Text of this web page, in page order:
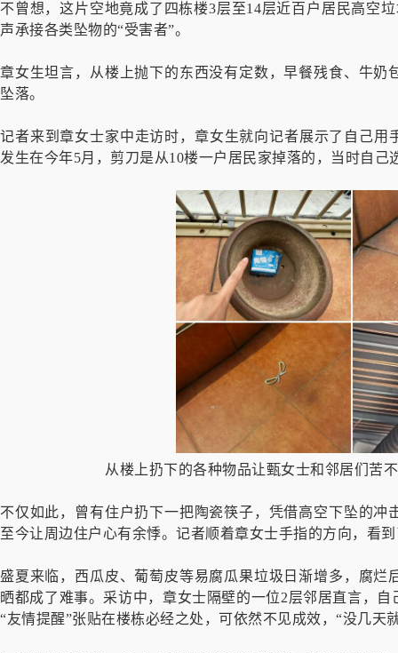
不曾想，这片空地竟成了四栋楼3层至14层近百户居民高空
声承接各类坠物的“受害者”。
章女生坦言，从楼上抛下的东西没有定数，早餐残食、牛
坠落。
记者来到章女士家中走访时，章女生就向记者展示了自己用
发生在今年5月，剪刀是从10楼一户居民家掉落的，当时自己
从楼上扔下的各种物品让甄女士和邻居们苦
不仅如此，曾有住户扔下一把陶瓷筷子，凭借高空下坠的
至今让周边住户心有余悸。记者顺着章女士手指的方向，看
盛夏来临，西瓜皮、葡萄皮等易腐瓜果垃圾日渐增多，腐
晒都成了难事。采访中，章女士隔壁的一位2层邻居直言，
“友情提醒”张贴在楼栋必经之处，可依然不见成效，“没几天